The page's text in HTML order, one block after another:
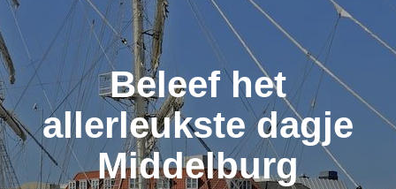
Beleef het
allerleukste dagje
Middelburg